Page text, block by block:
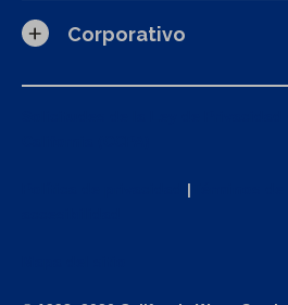
Corporativo
|